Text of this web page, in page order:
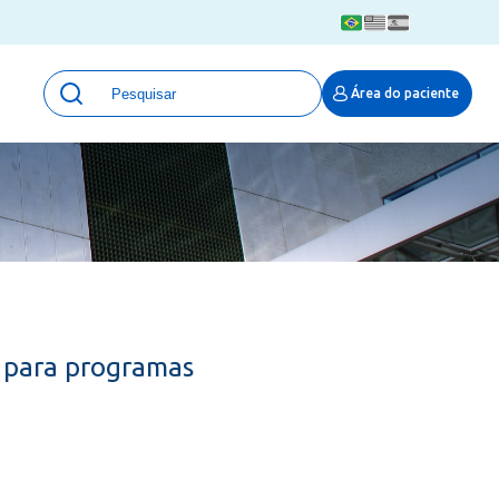
Área do paciente
Unidades
Qualidade e Segurança em saúde
Eventos
Portal Pesquisa
Programa de Qualidade em Pesquisa
(ProQuali)
MOVE ARO
programas